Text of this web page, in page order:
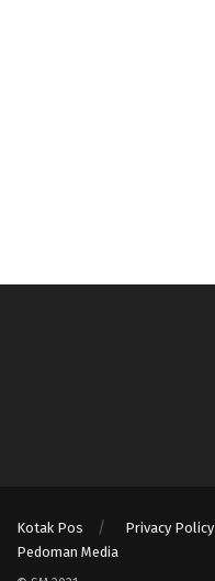
Kotak Pos Privacy Policy
Pedoman Media